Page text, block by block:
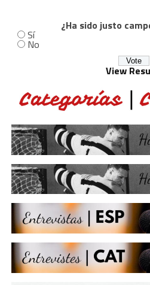
¿Ha sido justo
Sí
No
View